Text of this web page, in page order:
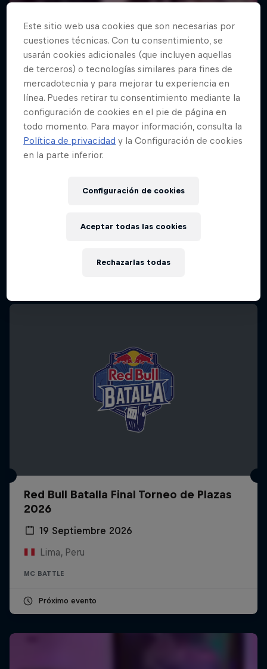
Red Bull Batalla Final Torneo de Plazas
2026
19 Septiembre 2026
Lima, Peru
MC BATTLE
Próximo evento
Este sitio web usa cookies que son necesarias por
cuestiones técnicas. Con tu consentimiento, se
usarán cookies adicionales (que incluyen aquellas
de terceros) o tecnologías similares para fines de
mercadotecnia y para mejorar tu experiencia en
línea. Puedes retirar tu consentimiento mediante la
configuración de cookies en el pie de página en
todo momento. Para mayor información, consulta la
Política de privacidad y la Configuración de cookies
en la parte inferior.
Configuración de cookies
Rechazarlas todas
Aceptar todas las cookies